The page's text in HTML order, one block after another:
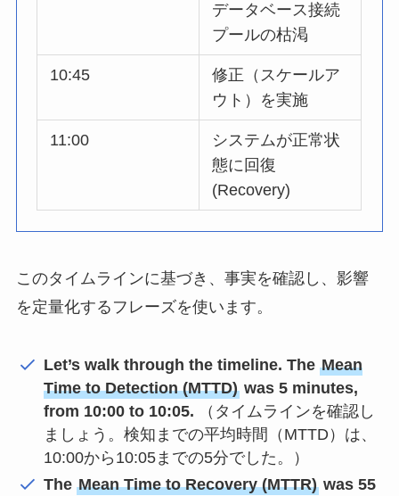
データベース接続
プールの枯渇
10:45
修正（スケールア
ウト）を実施
11:00
システムが正常状
態に回復
(Recovery)
このタイムラインに基づき、事実を確認し、影響
を定量化するフレーズを使います。
Let’s walk through the timeline. TheMean
Time to Detection (MTTD) was 5 minutes,
from 10:00 to 10:05. （タイムラインを確認し
ましょう。検知までの平均時間（MTTD）は、
10:00から10:05までの5分でした。）
TheMean Time to Recovery (MTTR) was 55